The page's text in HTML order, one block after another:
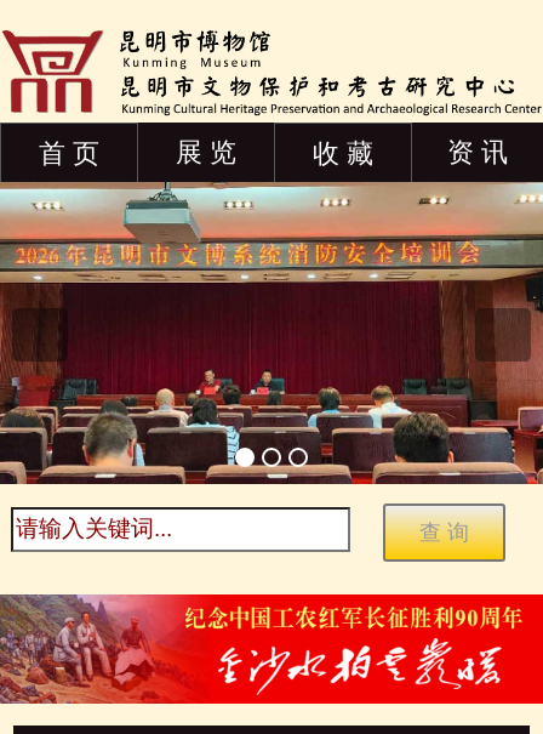
首 页 展 览 收 藏 资 讯